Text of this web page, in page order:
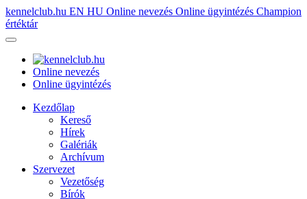
kennelclub.hu EN HU Online nevezés Online ügyintézés Champion
értéktár
Online nevezés
Online ügyintézés
Kezdőlap
Kereső
Hírek
Galériák
Archívum
Szervezet
Vezetőség
Bírók